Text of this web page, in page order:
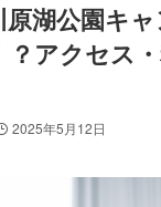
原湖公園キ
？アクセス
2025年5月12日